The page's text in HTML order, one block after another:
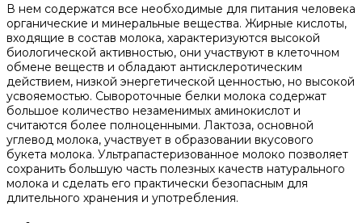
В нем содержатся все необходимые для питания человека
органические и минеральные вещества. Жирные кислоты,
входящие в состав молока, характеризуются высокой
биологической активностью, они участвуют в клеточном
обмене веществ и обладают антисклеротическим
действием, низкой энергетической ценностью, но высокой
усвояемостью. Сывороточные белки молока содержат
большое количество незаменимых аминокислот и
считаются более полноценными. Лактоза, основной
углевод молока, участвует в образовании вкусового
букета молока. Ультрапастеризованное молоко позволяет
сохранить большую часть полезных качеств натурального
молока и сделать его практически безопасным для
длительного хранения и употребления.